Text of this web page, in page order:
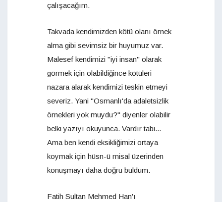
çalışacağım.
Takvada kendimizden kötü olanı örnek
alma gibi sevimsiz bir huyumuz var.
Malesef kendimizi "iyi insan" olarak
görmek için olabildiğince kötüleri
nazara alarak kendimizi teskin etmeyi
severiz. Yani "Osmanlı'da adaletsizlik
örnekleri yok muydu?" diyenler olabilir
belki yazıyı okuyunca. Vardır tabi...
Ama ben kendi eksikliğimizi ortaya
koymak için hüsn-ü misal üzerinden
konuşmayı daha doğru buldum.
Fatih Sultan Mehmed Han'ı